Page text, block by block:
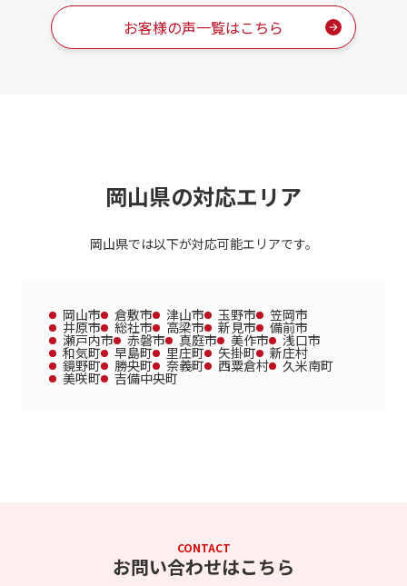
お客様の声一覧はこちら
岡山県の対応エリア
岡山県では以下が対応可能エリアです。
岡山市 倉敷市 津山市 玉野市 笠岡市
井原市 総社市 高梁市 新見市 備前市
瀬戸内市 赤磐市 真庭市 美作市 浅口市
和気町 早島町 里庄町 矢掛町 新庄村
鏡野町 勝央町 奈義町 西粟倉村 久米南町
美咲町 吉備中央町
CONTACT
お問い合わせはこちら